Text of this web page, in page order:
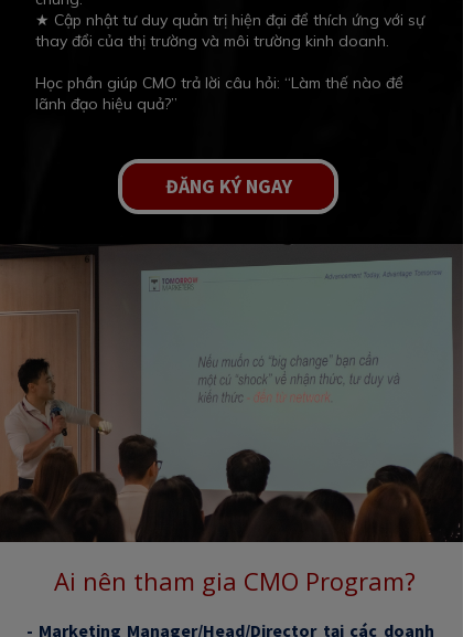
★ Cập nhật tư duy quản trị hiện đại để thích ứng với sự
thay đổi của thị trường và môi trường kinh doanh.
Học phần giúp CMO trả lời câu hỏi: “Làm thế nào để
lãnh đạo hiệu quả?”
ĐĂNG KÝ NGAY
- Marketing Manager/Head/Director tại các doanh
Ai nên tham gia CMO Program?